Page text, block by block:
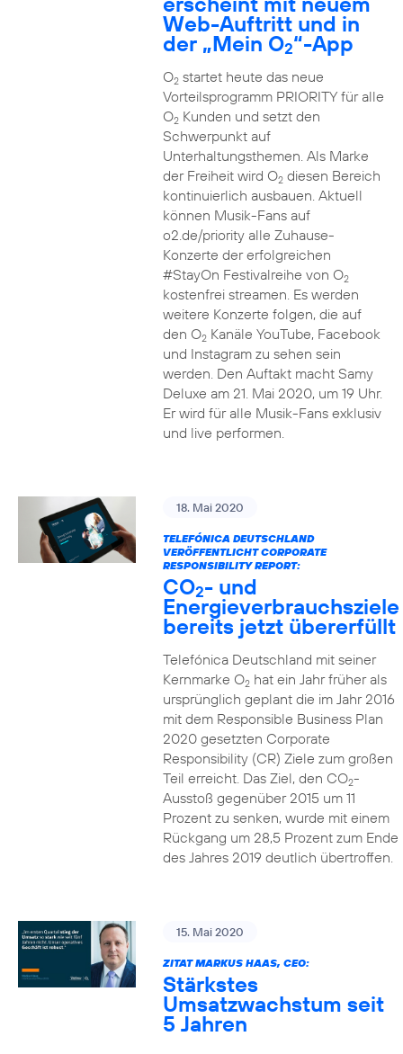
Web-Auftritt und in
der „Mein O2“-App
O2startet heute das neue
Vorteilsprogramm PRIORITY für alle
O2Kunden und setzt den
Schwerpunkt auf
Unterhaltungsthemen. Als Marke
der Freiheit wird O2diesen Bereich
kontinuierlich ausbauen. Aktuell
können Musik-Fans auf
o2.de/priority alle Zuhause-
Konzerte der erfolgreichen
#StayOn Festivalreihe von O2
kostenfrei streamen. Es werden
weitere Konzerte folgen, die auf
den O2Kanäle YouTube, Facebook
und Instagram zu sehen sein
werden. Den Auftakt macht Samy
Deluxe am 21. Mai 2020, um 19 Uhr.
Er wird für alle Musik-Fans exklusiv
und live performen.
18. Mai 2020
TELEFÓNICA DEUTSCHLAND
VERÖFFENTLICHT CORPORATE
RESPONSIBILITY REPORT:
CO2- und
Energieverbrauchsziele
bereits jetzt übererfüllt
Telefónica Deutschland mit seiner
Kernmarke O2hat ein Jahr früher als
ursprünglich geplant die im Jahr 2016
mit dem Responsible Business Plan
2020 gesetzten Corporate
Responsibility (CR) Ziele zum großen
Teil erreicht. Das Ziel, den CO2-
Ausstoß gegenüber 2015 um 11
Prozent zu senken, wurde mit einem
Rückgang um 28,5 Prozent zum Ende
des Jahres 2019 deutlich übertroffen.
15. Mai 2020
ZITAT MARKUS HAAS, CEO:
Stärkstes
Umsatzwachstum seit
5 Jahren